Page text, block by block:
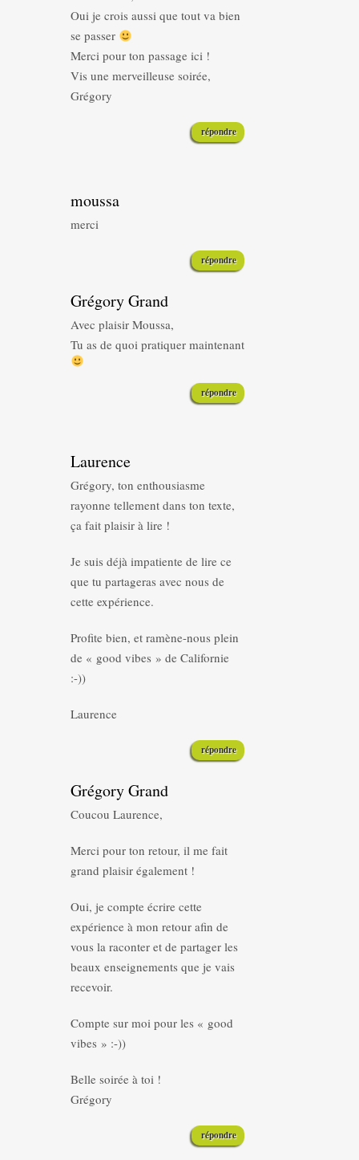
Oui je crois aussi que tout va bien
se passer
Merci pour ton passage ici !
Vis une merveilleuse soirée,
Grégory
répondre
moussa
merci
répondre
Grégory Grand
Avec plaisir Moussa,
Tu as de quoi pratiquer maintenant
répondre
Laurence
Grégory, ton enthousiasme
rayonne tellement dans ton texte,
ça fait plaisir à lire !
Je suis déjà impatiente de lire ce
que tu partageras avec nous de
cette expérience.
Profite bien, et ramène-nous plein
de « good vibes » de Californie
:-))
Laurence
répondre
Grégory Grand
Coucou Laurence,
Merci pour ton retour, il me fait
grand plaisir également !
Oui, je compte écrire cette
expérience à mon retour afin de
vous la raconter et de partager les
beaux enseignements que je vais
recevoir.
Compte sur moi pour les « good
vibes » :-))
Belle soirée à toi !
Grégory
répondre